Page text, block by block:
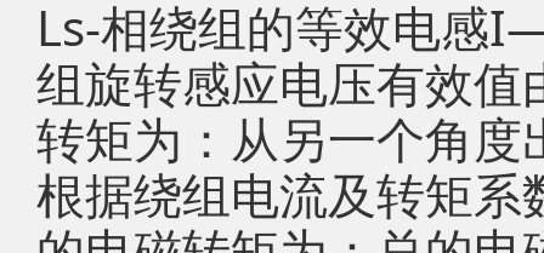
Ls-相绕组的等效电
组旋转感应电压有效
转矩为：从另一个角
根据绕组电流及转矩